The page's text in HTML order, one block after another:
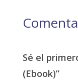
Sé el
(Ebook)”